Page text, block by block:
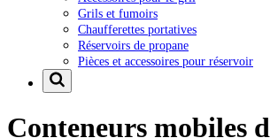
Grils et fumoirs
Chaufferettes portatives
Réservoirs de propane
Pièces et accessoires pour réservoir
Conteneurs mobiles